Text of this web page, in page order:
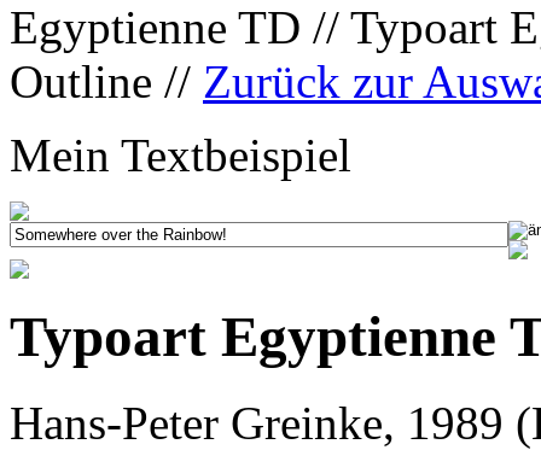
Egyptienne TD // Typoart
Outline // Zurück zur
Mein Textbeispiel
Typoart Egyptienne
Hans-Peter Greinke, 1989